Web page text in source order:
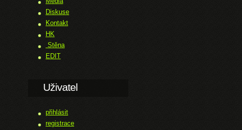
Diskuse
Kontakt
HK
Stěna
EDIT
Uživatel
přihlásit
registrace